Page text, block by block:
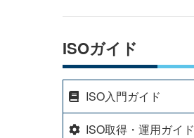
ISOガイド
ISO入門ガイド
ISO取得・運用ガイド